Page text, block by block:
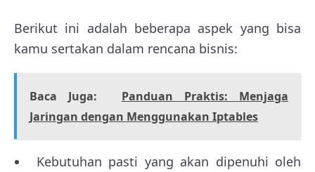
Berikut ini adalah beberapa aspek yang bisa
kamu sertakan dalam rencana bisnis:
Baca Juga:
Panduan Praktis: Menjaga
Jaringan dengan Menggunakan Iptables
Kebutuhan pasti yang akan dipenuhi oleh